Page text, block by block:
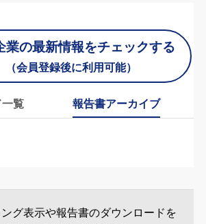
業の最新情報をチェックする
（会員登録後に利用可能）
覧 報告書アーカイブ
グ表示や報告書のダウンロードを